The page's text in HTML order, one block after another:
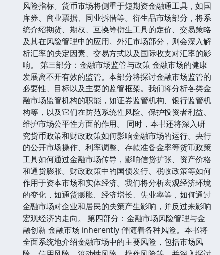
风险指标。货币市场将侧重于短期资金融通工具，如国
库券、商业票据、同业拆借等。衍生品市场部分，将系
统介绍期货、期权、互换等衍生工具的定价、交易策略
及其在风险管理中的应用。外汇市场部分，则会深入解
析汇率的决定因素、交易方式以及国际收支对汇率的影
响。 第三部分：金融市场监管与政策 金融市场的健康
发展离不开有效的监管。本部分将探讨金融市场监管的
必要性、目标以及主要的监管框架。我们将分析各类金
融市场监管机构的职能，如证券监管机构、银行监管机
构等，以及它们在防范系统性风险、保护投资者利益、
维护市场公平性方面的作用。 同时，本书还将深入研
究货币政策和财政政策如何影响金融市场的运行。央行
的公开市场操作、利率调整、存款准备金率等货币政策
工具如何通过金融市场传导，影响信贷扩张、资产价格
和通货膨胀。财政政策中的国债发行、税收政策等如何
作用于资本市场和实体经济。我们将分析宏观经济环境
的变化，如通货膨胀、经济增长、失业率等，如何通过
金融市场对企业和居民的决策产生影响，并反过来影响
宏观经济的走向。 第四部分：金融市场风险管理与金
融创新 金融市场 inherently 伴随着各种风险。本书将
全面系统地介绍金融市场中的主要风险，包括市场风